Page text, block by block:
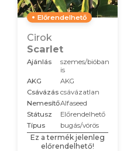
Előrendelhető
Cirok
Scarlet
Ajánlás
szemes/bióban
is
AKG
AKG
Csávázás csávázatlan
NemesítőAlfaseed
Státusz
Előrendelhető
Típus
bugás/vörös
Ez a termék jelenleg
előrendelhető!